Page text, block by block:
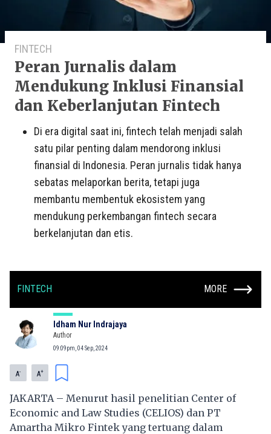
FINTECH
Peran Jurnalis dalam
Mendukung Inklusi Finansial
dan Keberlanjutan Fintech
Di era digital saat ini, fintech telah menjadi salah
satu pilar penting dalam mendorong inklusi
finansial di Indonesia. Peran jurnalis tidak hanya
sebatas melaporkan berita, tetapi juga
membantu membentuk ekosistem yang
mendukung perkembangan fintech secara
berkelanjutan dan etis.
FINTECH MORE
Idham Nur Indrajaya
Author
09:09pm, 04 Sep, 2024
A- A+
JAKARTA – Menurut hasil penelitian Center of
Economic and Law Studies (CELIOS) dan PT
Amartha Mikro Fintek yang tertuang dalam